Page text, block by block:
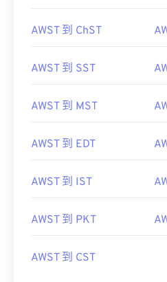
AWST 到 ChST
AWST 到 SST
AWST 到 MST
AWST 到 EDT
AWST 到 IST
AWST 到 PKT
AWST 到 CST